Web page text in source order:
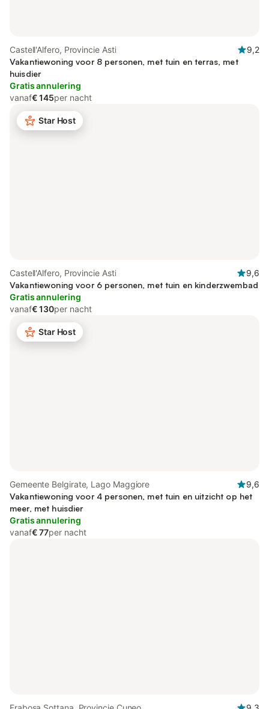
Castell'Alfero, Provincie Asti
9,2
Vakantiewoning voor 8 personen, met tuin en terras, met
huisdier
Gratis annulering
vanaf€ 145per nacht
Star Host
Castell'Alfero, Provincie Asti
9,6
Vakantiewoning voor 6 personen, met tuin en kinderzwembad
Gratis annulering
vanaf€ 130per nacht
Star Host
Gemeente Belgirate, Lago Maggiore
9,6
Vakantiewoning voor 4 personen, met tuin en uitzicht op het
meer, met huisdier
Gratis annulering
vanaf€ 77per nacht